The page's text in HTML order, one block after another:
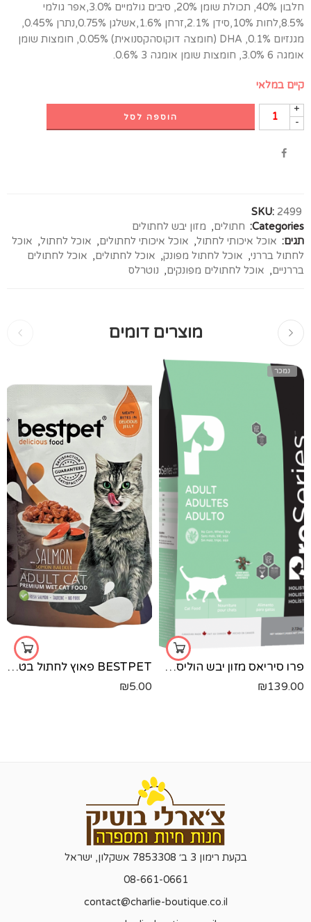
חלבון 40%, תכולת שומן 20%, סיבים גולמיים 3.0%,אפר גולמי
8.5%,לחות 10%,סידן 2.1%,זרחן 1.6%,אשלגן 0.75%,נתרן 0.45%,
מגנזיום 0.1%, DHA (חומצה דוקוסהקסנואית) 0.05%, חומצות שומן
אומגה 6 3.0%, חומצות שומן אומגה 3 0.6%.
קיים במלאי
+
-
הוספה לסל
SKU: 2499
Categories:
חתולים, מזון יבש לחתולים
תגים: אוכל איכותי לחתול, אוכל איכותי לחתולים, אוכל לחתול, אוכל
לחתול בררני, אוכל לחתול מפונק, אוכל לחתולים, אוכל לחתולים
בררניים, אוכל לחתולים מפונקים, נוטרלס
מוצרים דומים
נמכר
פרו סיריאס מזון יבש הוליסטי לחתולים בוגרים- עוף ואורז - 2.72 ק"ג
₪139.00
BESTPET פאוץ לחתול בטעם סלמון - 85 גרם
₪5.00
בקעת רימון 3 ב׳ 7853308 אשקלון, ישראל
08-661-0661
contact@charlie-boutique.co.il